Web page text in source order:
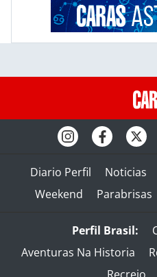
Diario Perfil Noticias
Weekend
Parabrisas
Perfil Brasil:
Aventuras Na Historia